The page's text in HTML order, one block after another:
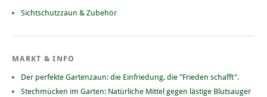
Sichtschutzzaun & Zubehör
MARKT & INFO
Der perfekte Gartenzaun: die Einfriedung, die "Frieden schafft".
Stechmücken im Garten: Natürliche Mittel gegen lästige Blutsauger